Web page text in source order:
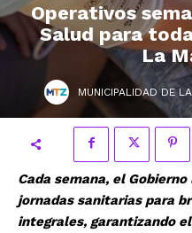
Operativos
Salud para
La
MUNICIPALIDAD DE
Cada semana, el
jornadas sanitarias para
integrales, garantizando